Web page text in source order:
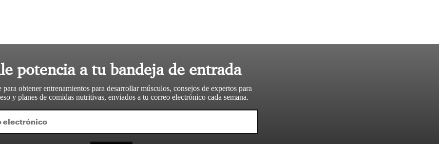
potencia a tu bandeja de entrada
para obtener entrenamientos para desarrollar músculos, consejos de expertos para
y planes de comidas nutritivas, enviados a tu correo electrónico cada semana.